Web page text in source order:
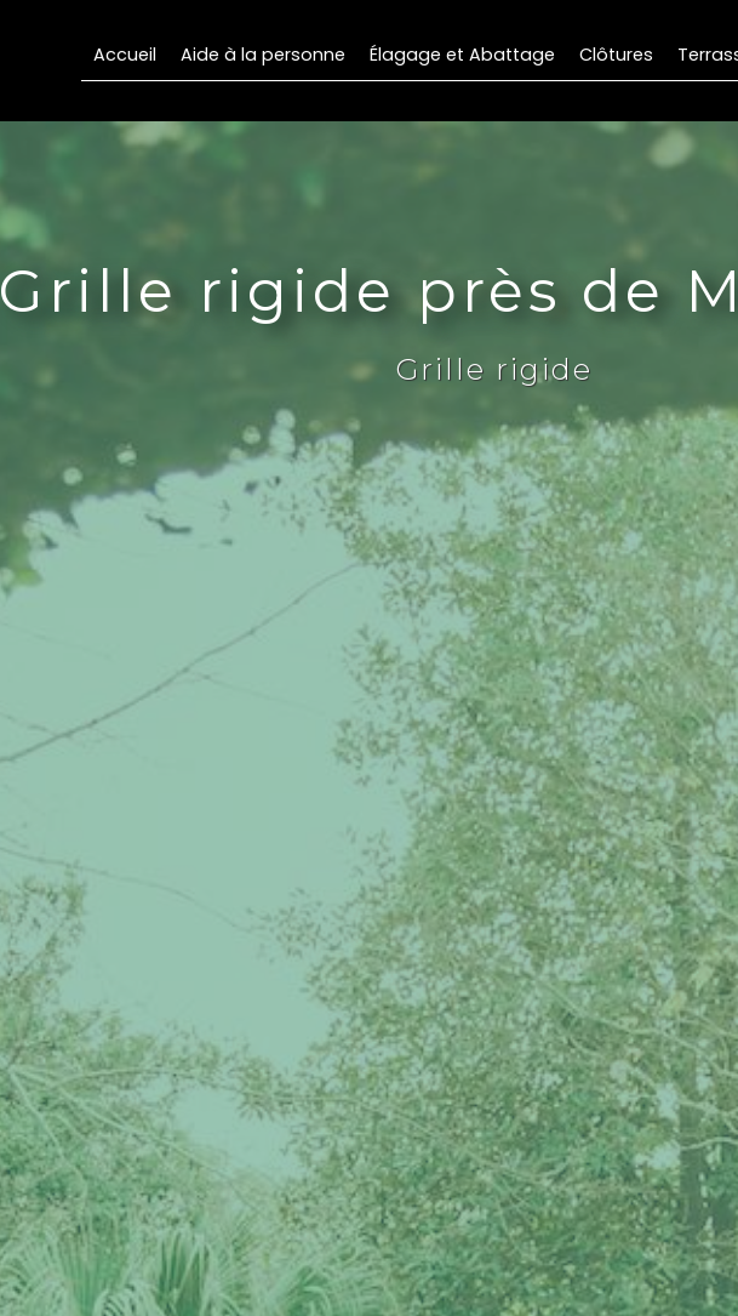
Accueil Aide à la personne Élagage et Abattage Clôtures
Grille rigide près de
Grille rigide